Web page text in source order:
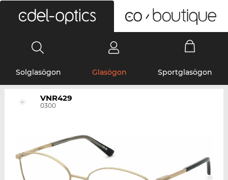
Solglasögon Glasögon Sportglasögon
VNR429
0300